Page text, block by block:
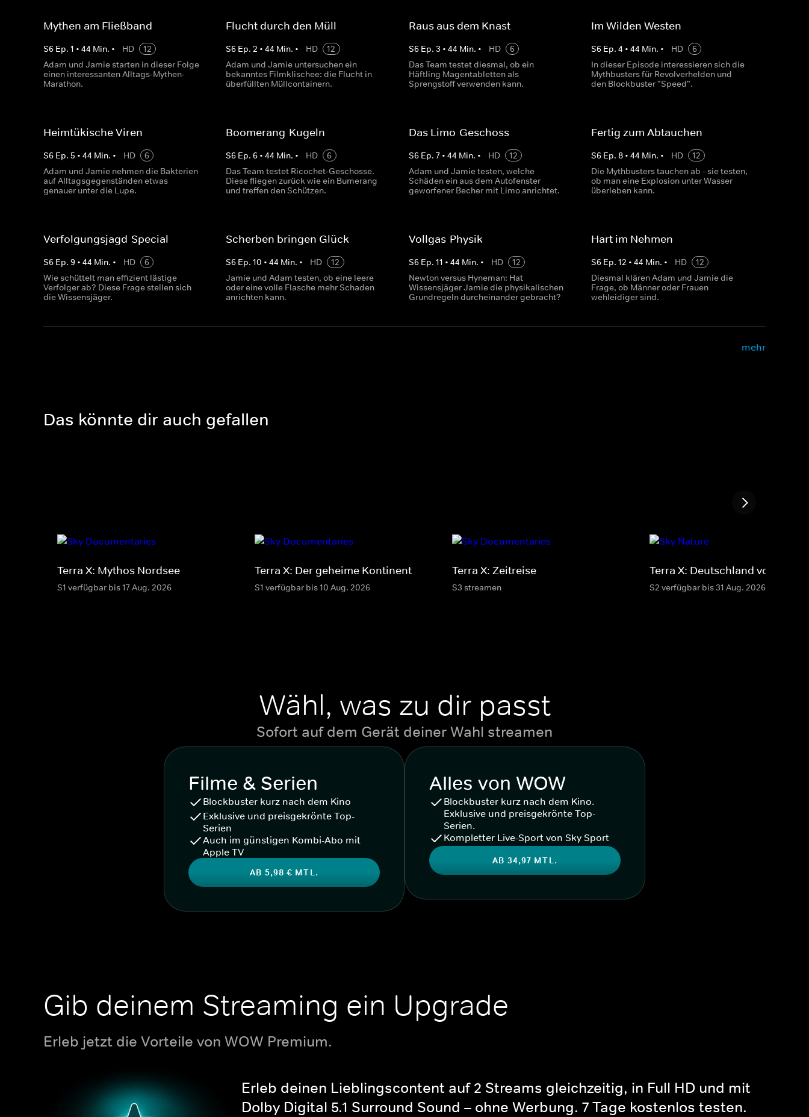
Mythen am Fließband
S6 Ep. 1 • 44 Min. • HD
12
Adam und Jamie starten in dieser Folge
einen interessanten Alltags-Mythen-
Marathon.
Flucht durch den Müll
S6 Ep.2 •44 Min. • HD
12
Adam und Jamie untersuchen ein
bekanntes Filmklischee: die Flucht in
überfüllten Müllcontainern.
Raus aus dem Knast
S6 Ep. 3 • 44 Min. • HD
6
Das Team testet diesmal, ob ein
Häftling Magentabletten als
Sprengstoff verwenden kann.
Im Wilden Westen
S6 Ep. 4 • 44 Min. • HD
6
In dieser Episode interessieren sich die
Mythbusters für Revolverhelden und
den Blockbuster "Speed".
Heimtükische Viren
S6 Ep. 5 • 44 Min. • HD
6
Adam und Jamie nehmen die Bakterien
auf Alltagsgegenständen etwas
genauer unter die Lupe.
Boomerang-Kugeln
S6 Ep.6 •44 Min. • HD
6
Das Team testet Ricochet-Geschosse.
Diese fliegen zurück wie ein Bumerang
und treffen den Schützen.
Das Limo-Geschoss
S6 Ep. 7• 44 Min. • HD
12
Adam und Jamie testen, welche
Schäden ein aus dem Autofenster
geworfener Becher mit Limo anrichtet.
Fertig zum Abtauchen
S6 Ep. 8• 44 Min. • HD
12
Die Mythbusters tauchen ab - sie testen,
ob man eine Explosion unter Wasser
überleben kann.
Verfolgungsjagd-Special
S6 Ep. 9 • 44 Min. • HD
6
Wie schüttelt man effizient lästige
Verfolger ab? Diese Frage stellen sich
die Wissensjäger.
Scherben bringen Glück
S6 Ep.10 •44 Min. • HD
12
Jamie und Adam testen, ob eine leere
oder eine volle Flasche mehr Schaden
anrichten kann.
Vollgas-Physik
S6 Ep. 11 • 44 Min. • HD
12
Newton versus Hyneman: Hat
Wissensjäger Jamie die physikalischen
Grundregeln durcheinander gebracht?
Hart im Nehmen
S6 Ep. 12 • 44 Min. • HD
12
Diesmal klären Adam und Jamie die
Frage, ob Männer oder Frauen
wehleidiger sind.
mehr
Das könnte dir auch gefallen
Terra X: Mythos Nordsee
S1 verfügbar bis 17 Aug. 2026
Terra X: Der geheime Kontinent
S1 verfügbar bis 10 Aug. 2026
Terra X: Zeitreise
S3 streamen
Terra X: Deutschland von oben
S2 verfügbar bis 31 Aug. 2026
Wähl, was zu dir passt
Sofort auf dem Gerät deiner Wahl streamen
Filme & Serien
Blockbuster kurz nach dem Kino
Exklusive und preisgekrönte Top-
Serien
Auch im günstigen Kombi-Abo mit
Apple TV
AB 5,98 € MTL.
Alles von WOW
Blockbuster kurz nach dem Kino.
Exklusive und preisgekrönte Top-
Serien.
Kompletter Live-Sport von Sky Sport
AB 34,97 MTL.
Gib deinem Streaming ein Upgrade
Erleb jetzt die Vorteile von WOW Premium.
Erleb deinen Lieblingscontent auf 2 Streams gleichzeitig, in Full HD und mit
Dolby Digital 5.1 Surround Sound – ohne Werbung. 7 Tage kostenlos testen.